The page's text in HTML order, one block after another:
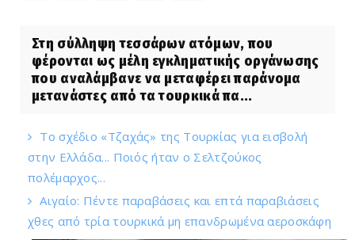
Στη σύλληψη τεσσάρων ατόμων, που
φέρονται ως μέλη εγκληματικής οργάνωσης
που αναλάμβανε να μεταφέρει παράνομα
μετανάστες από τα τουρκικά πα...
Το σχέδιο «Τζαχάς» της Τουρκίας για εισβολή
στην Ελλάδα... Ποιός ήταν ο Σελτζούκος
πολέμαρχος...
Αιγαίο: Πέντε παραβάσεις και επτά παραβιάσεις
χθες από τρία τουρκικά μη επανδρωμένα αεροσκάφη